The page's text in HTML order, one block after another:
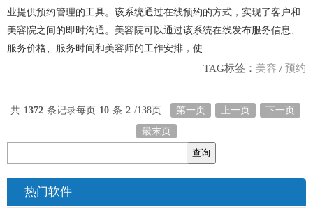
业提供预约管理的工具。该系统通过在线预约的方式，实现了客户和
美容院之间的即时沟通。美容院可以通过该系统在线发布服务信息、
服务价格、服务时间和美容师的工作安排，使...
TAG标签： 美容 / 预约
共 1372 条记录每页 10 条 2 /138页 第一页 上一页
下一页
最末页
热门软件